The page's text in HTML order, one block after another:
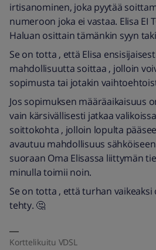
irtisanominen, joka pyytää
numeroon joka ei vastaa. Elisa EI
Haluan osittain tämänkin syyn
Se on totta , että Elisa
mahdollisuutta soittaa , jolloin
sopimusta tai jotakin
Jos sopimuksen määräaikaisuus
vain kärsivällisesti jatkaa
soittokohta , jolloin lopulta
avautuu mahdollisuus
suoraan Oma Elisassa liittymän
minulla toimii noin.
Se on totta , että turhan
tehty. 🤔
Korttelikuitu VDSL